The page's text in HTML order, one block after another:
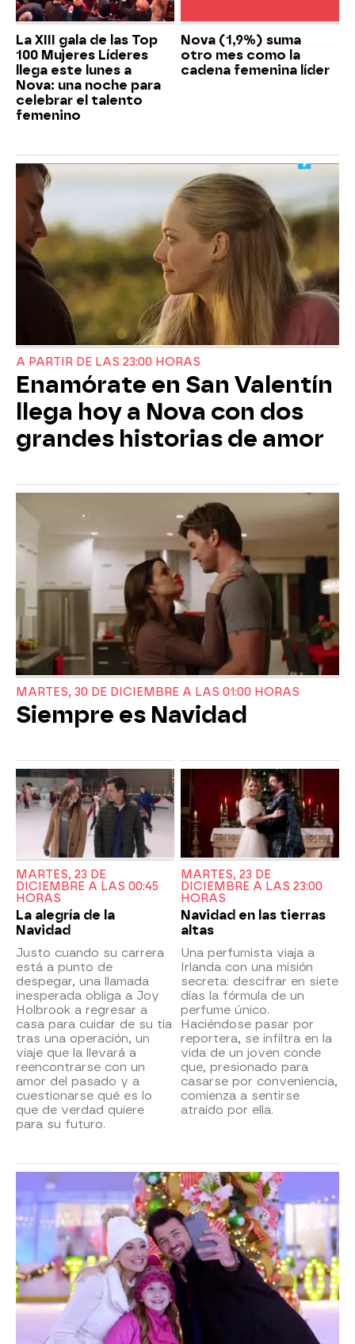
La XIII gala de las Top
100 Mujeres Líderes
llega este lunes a
Nova: una noche para
celebrar el talento
femenino
Nova (1,9%) suma
otro mes como la
cadena femenina líder
A PARTIR DE LAS 23:00 HORAS
Enamórate en San Valentín
llega hoy a Nova con dos
grandes historias de amor
MARTES, 30 DE DICIEMBRE A LAS 01:00 HORAS
Siempre es Navidad
MARTES, 23 DE
DICIEMBRE A LAS 00:45
HORAS
La alegría de la
Navidad
Justo cuando su carrera
está a punto de
despegar, una llamada
inesperada obliga a Joy
Holbrook a regresar a
casa para cuidar de su tía
tras una operación, un
viaje que la llevará a
reencontrarse con un
amor del pasado y a
cuestionarse qué es lo
que de verdad quiere
para su futuro.
MARTES, 23 DE
DICIEMBRE A LAS 23:00
HORAS
Navidad en las tierras
altas
Una perfumista viaja a
Irlanda con una misión
secreta: descifrar en siete
días la fórmula de un
perfume único.
Haciéndose pasar por
reportera, se infiltra en la
vida de un joven conde
que, presionado para
casarse por conveniencia,
comienza a sentirse
atraído por ella.